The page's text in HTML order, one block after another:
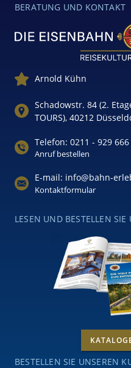
BERATUNG UND KONTAKT
Arnold Kühn
Schadowstr. 84 (2.
TOURS), 40212
Telefon: 0211 - 929 666
Anruf bestellen
E-mail: info@bahn-
Kontaktformular
LESEN UND BESTELLEN SIE
BESTELLEN SIE UNSEREN